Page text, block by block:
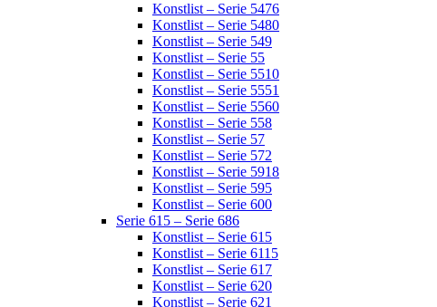
Konstlist – Serie 5476
Konstlist – Serie 5480
Konstlist – Serie 549
Konstlist – Serie 55
Konstlist – Serie 5510
Konstlist – Serie 5551
Konstlist – Serie 5560
Konstlist – Serie 558
Konstlist – Serie 57
Konstlist – Serie 572
Konstlist – Serie 5918
Konstlist – Serie 595
Konstlist – Serie 600
Serie 615 – Serie 686
Konstlist – Serie 615
Konstlist – Serie 6115
Konstlist – Serie 617
Konstlist – Serie 620
Konstlist – Serie 621